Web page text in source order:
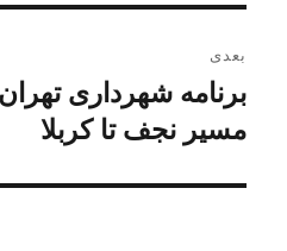
بعدی
نوشته
بعدی:
برنامه شهرداری
مسیر نجف تا کربلا